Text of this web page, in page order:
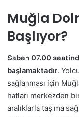
Muğla
Başlıyor?
Sabah 07.00
başlamaktadır.
sağlanması için
hatları merkezden
aralıklarla taşıma